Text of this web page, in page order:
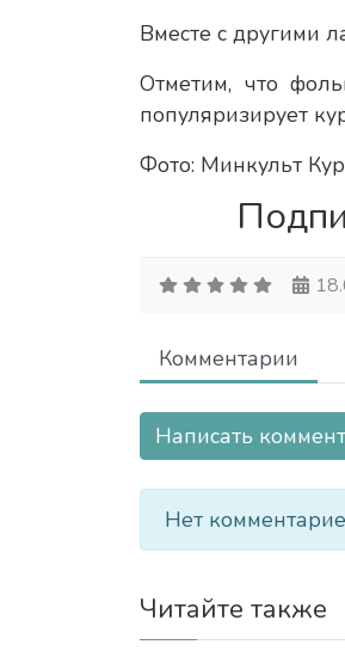
Вместе с другими
Отметим, что
популяризирует
Фото: Минкульт
Комментарии
Написать
Нет
Читайте также